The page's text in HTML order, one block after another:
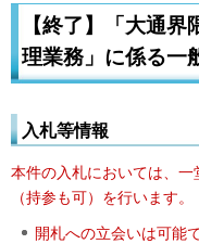
【終了】「大通
理業務」に係る一
入札等情報
本件の入札においては、
（持参も可）を行います。
開札への立会いは可能